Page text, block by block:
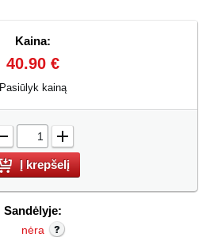
Kaina:
40.90 €
Pasiūlyk kainą
Sandėlyje:
nėra